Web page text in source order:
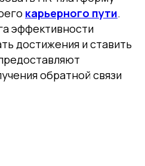
карьерного пути.
эффективности
достижения и ставить
обратной связи